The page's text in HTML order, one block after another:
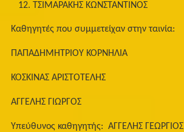
ΤΣΙΜΑΡΑΚΗΣ ΚΩΝΣΤΑΝΤΙΝΟΣ
Καθηγητές που συμμετείχαν στην ταινία:
ΠΑΠΑΔΗΜΗΤΡΙΟΥ ΚΟΡΝΗΛΙΑ
ΚΟΣΚΙΝΑΣ ΑΡΙΣΤΟΤΕΛΗΣ
ΑΓΓΕΛΗΣ ΓΙΩΡΓΟΣ
Υπεύθυνος καθηγητής: ΑΓΓΕΛΗΣ ΓΕΩΡΓΙΟΣ